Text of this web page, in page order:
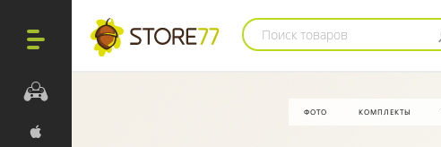
Поиск товаров
ФОТО КОМПЛЕКТЫ